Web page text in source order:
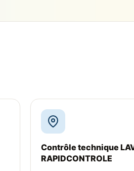
Contrôle technique
RAPIDCONTROLE